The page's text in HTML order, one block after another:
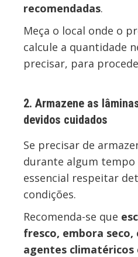
recomendadas.
Meça o local onde o
calcule a quantidade
precisar, para
2. Armazene as
devidos cuidados
Se precisar de
durante algum
essencial respeitar
condições.
Recomenda-se que
fresco, embora
agentes climatéricos